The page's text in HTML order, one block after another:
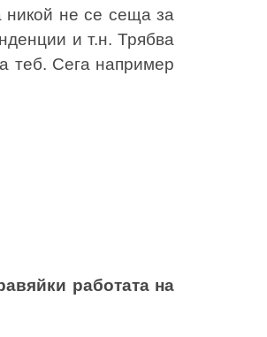
никой не се сеща за
и т.н. Трябва
теб. Сега например
работата на